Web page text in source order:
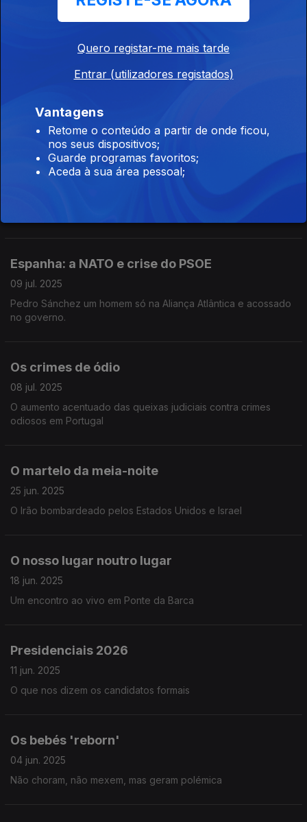
As novas regras da movida do Porto em vigor neste verão
O saldo natural negativo
O envelhecimento da população e a redução da natalidade
50 anos de independências
Espanha: a NATO e crise do PSOE
09 jul. 2025
Pedro Sánchez um homem só na Aliança Atlântica e acossado
no governo.
Os crimes de ódio
08 jul. 2025
O aumento acentuado das queixas judiciais contra crimes
odiosos em Portugal
O martelo da meia-noite
25 jun. 2025
O Irão bombardeado pelos Estados Unidos e Israel
O nosso lugar noutro lugar
18 jun. 2025
Um encontro ao vivo em Ponte da Barca
Presidenciais 2026
11 jun. 2025
O que nos dizem os candidatos formais
Os bebés 'reborn'
04 jun. 2025
Não choram, não mexem, mas geram polémica
Quero registar-me mais tarde
Entrar (utilizadores registados)
Vantagens
Retome o conteúdo a partir de onde ficou,
nos seus dispositivos;
Guarde programas favoritos;
Aceda à sua área pessoal;